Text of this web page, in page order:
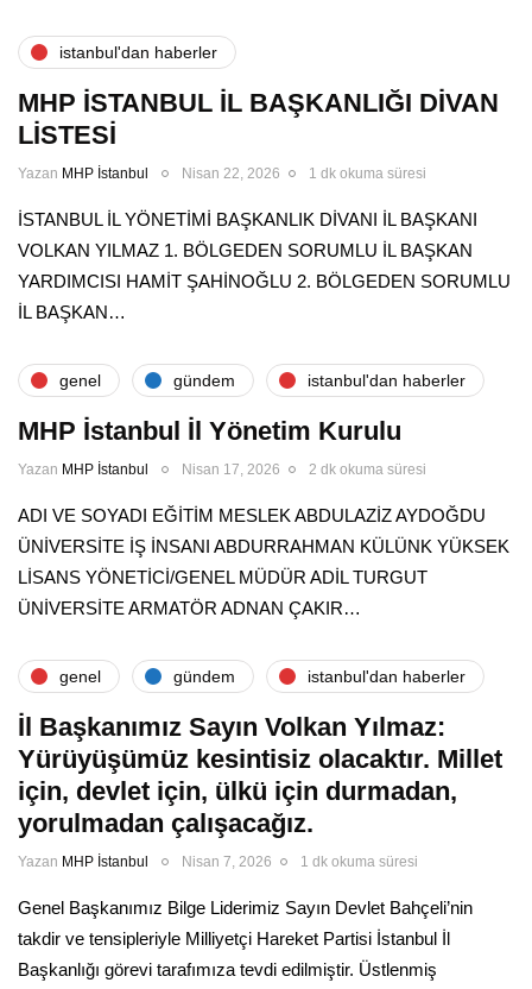
i̇stanbul'dan haberler
MHP İSTANBUL İL BAŞKANLIĞI DİVAN
LİSTESİ
Yazan MHP İstanbul Nisan 22, 2026 1 dk okuma süresi
İSTANBUL İL YÖNETİMİ BAŞKANLIK DİVANI İL BAŞKANI
VOLKAN YILMAZ 1. BÖLGEDEN SORUMLU İL BAŞKAN
YARDIMCISI HAMİT ŞAHİNOĞLU 2. BÖLGEDEN SORUMLU
İL BAŞKAN…
genel gündem i̇stanbul'dan haberler
MHP İstanbul İl Yönetim Kurulu
Yazan MHP İstanbul Nisan 17, 2026 2 dk okuma süresi
ADI VE SOYADI EĞİTİM MESLEK ABDULAZİZ AYDOĞDU
ÜNİVERSİTE İŞ İNSANI ABDURRAHMAN KÜLÜNK YÜKSEK
LİSANS YÖNETİCİ/GENEL MÜDÜR ADİL TURGUT
ÜNİVERSİTE ARMATÖR ADNAN ÇAKIR…
genel gündem i̇stanbul'dan haberler
İl Başkanımız Sayın Volkan Yılmaz:
Yürüyüşümüz kesintisiz olacaktır. Millet
için, devlet için, ülkü için durmadan,
yorulmadan çalışacağız.
Yazan MHP İstanbul Nisan 7, 2026 1 dk okuma süresi
Genel Başkanımız Bilge Liderimiz Sayın Devlet Bahçeli’nin
takdir ve tensipleriyle Milliyetçi Hareket Partisi İstanbul İl
Başkanlığı görevi tarafımıza tevdi edilmiştir. Üstlenmiş